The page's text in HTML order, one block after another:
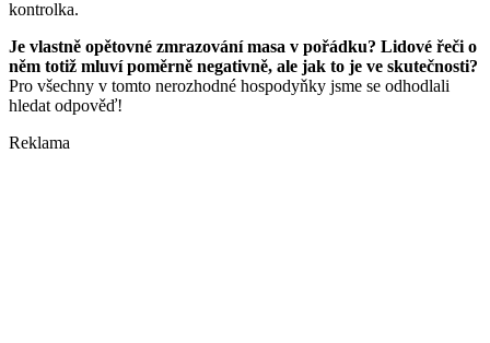
kontrolka.
Je vlastně opětovné zmrazování masa v pořádku? Lidové řeči o
něm totiž mluví poměrně negativně, ale jak to je ve skutečnosti?
Pro všechny v tomto nerozhodné hospodyňky jsme se odhodlali
hledat odpověď!
Reklama